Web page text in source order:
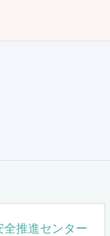
全推進センター